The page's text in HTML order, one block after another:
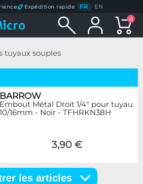
Expédition rapide FR / EN
0
tuyaux souples
BARROW
Embout Métal Droit 1/4" pour tuyau
10/16mm - Noir - TFHRKN38H
3,90 €
les articles